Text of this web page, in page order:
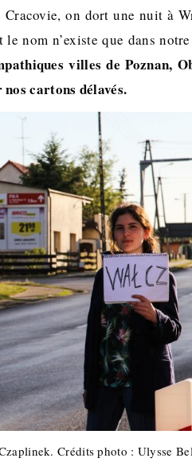
on dort une nuit à
nom n’existe que dans
villes de Poznan,
cartons délavés.
Crédits photo : Ulysse